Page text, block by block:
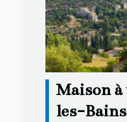
Maison
les-Bains